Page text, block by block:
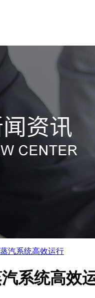
汽系统高效运行
系统高效